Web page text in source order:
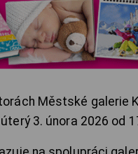
Městské galerie
3. února 2026 od